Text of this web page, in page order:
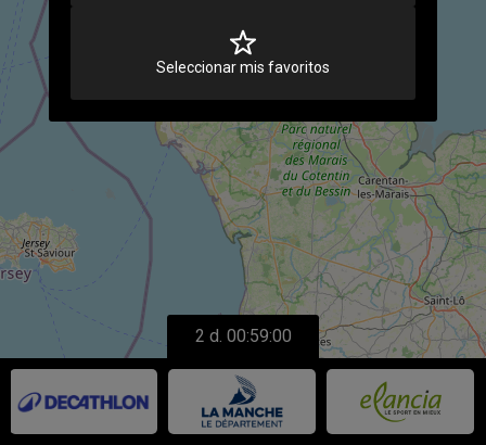
Seleccionar mis favoritos
2 d. 00:59:00